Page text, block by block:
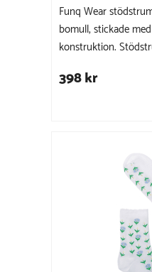
Funq Wear
bomull, stickade
konstruktion.
398 kr